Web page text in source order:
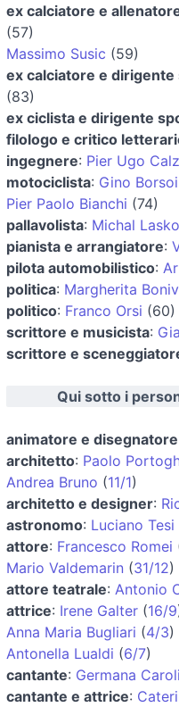
ex calciatore e
(57)
Massimo Susic (59)
ex calciatore e
(83)
ex ciclista e dirigente
filologo e critico
ingegnere: Pier Ugo
motociclista: Gino Borsoi
Pier Paolo Bianchi (74)
pallavolista: Michal Lasko
pianista e arrangiatore:
pilota automobilistico:
politica: Margherita
politico: Franco Orsi (60)
scrittore e musicista:
scrittore e
Qui sotto i
animatore e disegnatore
architetto: Paolo
Andrea Bruno (11/1)
architetto e designer:
astronomo: Luciano Tesi
attore: Francesco Romei
Mario Valdemarin (31/12)
attore teatrale: Antonio
attrice: Irene Galter (16/9
Anna Maria Bugliari (4/3)
Antonella Lualdi (6/7)
cantante: Germana Caroli
cantante e attrice: